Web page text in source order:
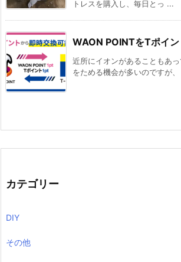
トレスを購入し、毎日とっ ...
WAON POINTをTポイ
近所にイオンがあることもあ
をためる機会が多いのですが
カテゴリー
DIY
その他